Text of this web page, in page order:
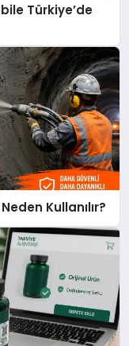
Türkiye’de
Kullanılır?